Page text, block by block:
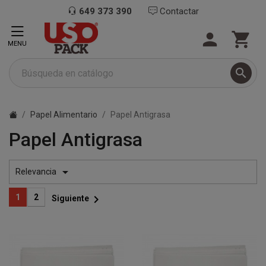
649 373 390 Contactar

 
MENU
Papel Alimentario Papel Antigrasa
Papel Antigrasa
Relevancia 
1 2 Siguiente 